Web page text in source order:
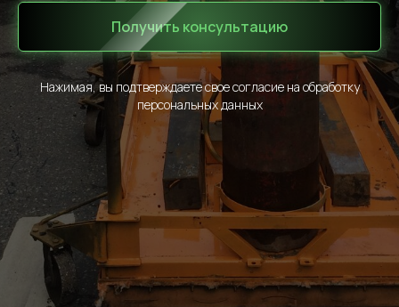
Получить консультацию
Нажимая, вы подтверждаете свое согласие на обработку
персональных данных